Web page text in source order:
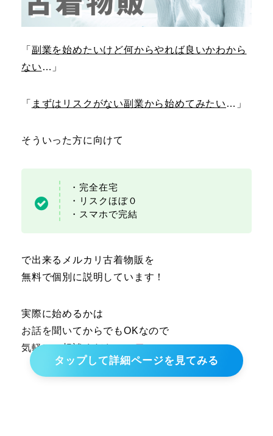
「 副業を始めたいけど何からやれば良いかわから
ない …」
「 まずはリスクがない副業から始めてみたい …」
そういった方に向けて
・完全在宅
・リスクほぼ０
・スマホで完結
で出来るメルカリ古着物販を
無料で個別に説明しています！
実際に始めるかは
お話を聞いてからでもOKなので
気軽にご相談ください！
タップして詳細ページを見てみる